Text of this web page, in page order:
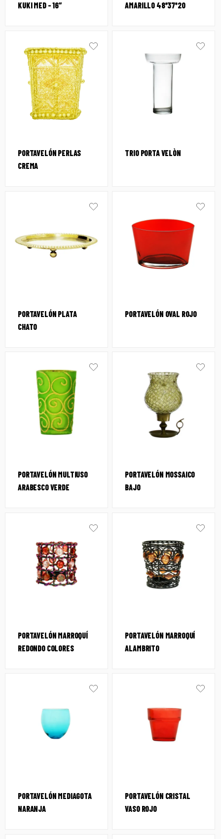
KUKI MED – 16″
AMARILLO 48*37*20
PORTAVELÓN PERLAS
CREMA
TRIO PORTA VELÒN
PORTAVELÓN PLATA
CHATO
PORTAVELÓN OVAL ROJO
PORTAVELÓN MULTIUSO
ARABESCO VERDE
PORTAVELÓN MOSSAICO
BAJO
PORTAVELÓN MARROQUÍ
REDONDO COLORES
PORTAVELÓN MARROQUÍ
ALAMBRITO
PORTAVELÓN MEDIAGOTA
NARANJA
PORTAVELÓN CRISTAL
VASO ROJO